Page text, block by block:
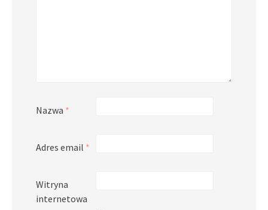
Nazwa *
Adres email *
Witryna
internetowa